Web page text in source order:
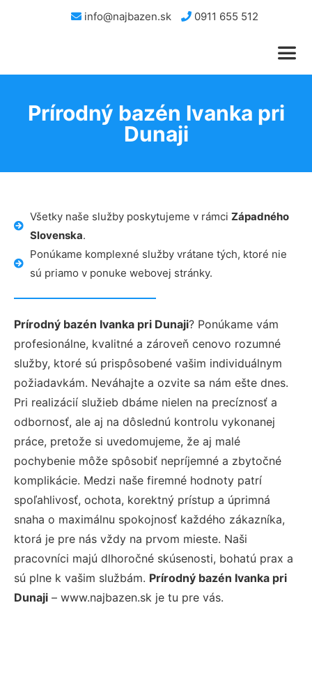
info@najbazen.sk 0911 655 512
Prírodný bazén Ivanka pri
Dunaji
Všetky naše služby poskytujeme v rámci Západného
Slovenska.
Ponúkame komplexné služby vrátane tých, ktoré nie
sú priamo v ponuke webovej stránky.
Prírodný bazén Ivanka pri Dunaji? Ponúkame vám
profesionálne, kvalitné a zároveň cenovo rozumné
služby, ktoré sú prispôsobené vašim individuálnym
požiadavkám. Neváhajte a ozvite sa nám ešte dnes.
Pri realizácií služieb dbáme nielen na precíznosť a
odbornosť, ale aj na dôslednú kontrolu vykonanej
práce, pretože si uvedomujeme, že aj malé
pochybenie môže spôsobiť nepríjemné a zbytočné
komplikácie. Medzi naše firemné hodnoty patrí
spoľahlivosť, ochota, korektný prístup a úprimná
snaha o maximálnu spokojnosť každého zákazníka,
ktorá je pre nás vždy na prvom mieste. Naši
pracovníci majú dlhoročné skúsenosti, bohatú prax a
sú plne k vašim službám. Prírodný bazén Ivanka pri
Dunaji – www.najbazen.sk je tu pre vás.